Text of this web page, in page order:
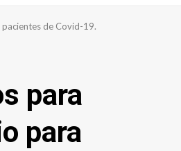
de Covid-19.
para
para